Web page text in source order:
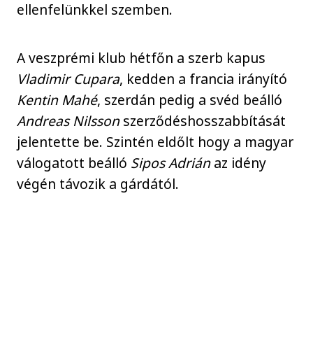
ellenfelünkkel szemben.
A veszprémi klub hétfőn a szerb kapus
Vladimir Cupara, kedden a francia irányító
Kentin Mahé, szerdán pedig a svéd beálló
Andreas Nilssonszerződéshosszabbítását
jelentette be. Szintén eldőlt hogy a magyar
válogatott beálló Sipos Adriánaz idény
végén távozik a gárdától.